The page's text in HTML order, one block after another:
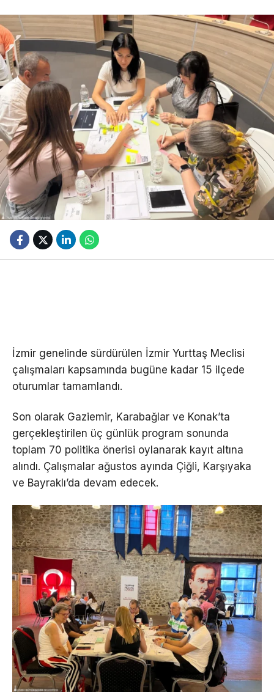
İzmir genelinde sürdürülen İzmir Yurttaş Meclisi
çalışmaları kapsamında bugüne kadar 15 ilçede
oturumlar tamamlandı.
Son olarak Gaziemir, Karabağlar ve Konak’ta
gerçekleştirilen üç günlük program sonunda
toplam 70 politika önerisi oylanarak kayıt altına
alındı. Çalışmalar ağustos ayında Çiğli, Karşıyaka
ve Bayraklı’da devam edecek.